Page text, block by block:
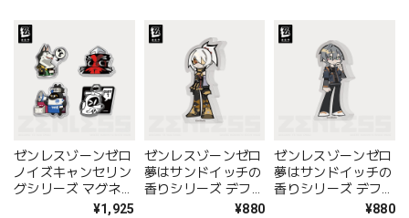
ゼンレスゾーンゼロ
ノイズキャンセリン
グシリーズ マグネッ
トセット 都市Ver.
¥1,925
ゼンレスゾーンゼロ
夢はサンドイッチの
香りシリーズ デフォ
ルメキャラアクリル
¥880
ゼンレスゾーンゼロ
夢はサンドイッチの
香りシリーズ デフォ
ルメキャラアクリル
¥880